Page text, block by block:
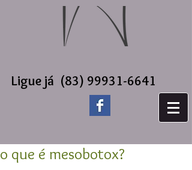
Ligue já (83) 99931-6641
o que é mesobotox?